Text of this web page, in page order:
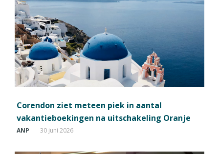
Corendon ziet meteen piek in aantal
vakantieboekingen na uitschakeling Oranje
ANP 30 juni 2026